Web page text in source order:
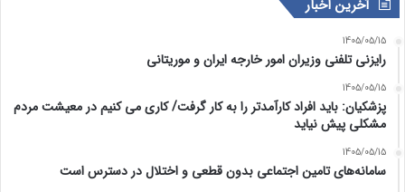
آخرین اخبار
1405/05/15
رایزنی تلفنی وزیران امور خارجه ایران و موریتانی
1405/05/15
پزشکیان: باید افراد کارآمدتر را به کار گرفت/ کاری می کنیم در معیشت مردم
مشکلی پیش نیاید
1405/05/15
سامانه‌های تامین اجتماعی بدون قطعی و اختلال در دسترس است